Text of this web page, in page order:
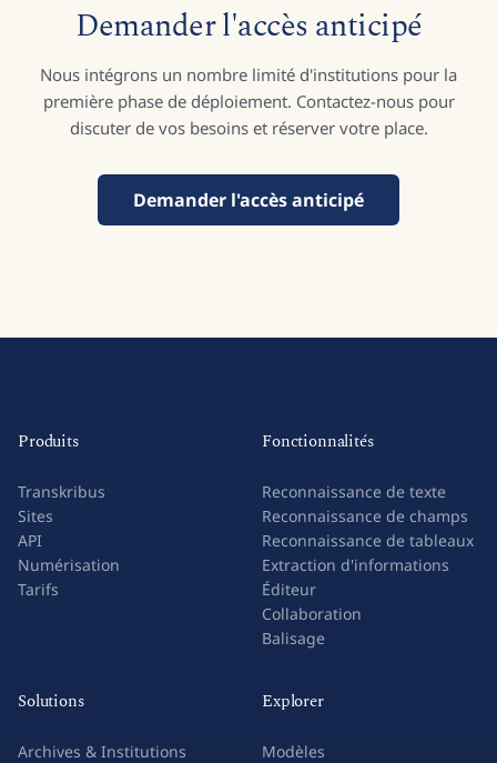
Demander l'accès anticipé
Nous intégrons un nombre limité d'institutions pour la
première phase de déploiement. Contactez-nous pour
discuter de vos besoins et réserver votre place.
Demander l'accès anticipé
Produits
Transkribus
Sites
API
Numérisation
Tarifs
Fonctionnalités
Reconnaissance de texte
Reconnaissance de champs
Reconnaissance de tableaux
Extraction d'informations
Éditeur
Collaboration
Balisage
Solutions
Archives & Institutions
Explorer
Modèles